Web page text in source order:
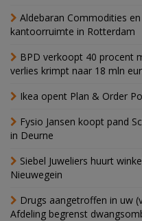
Aldebaran Commodities en
kantoorruimte in Rotterdam
BPD verkoopt 40 procent
verlies krimpt naar 18 mln
Ikea opent Plan & Order
Fysio Jansen koopt pand
in Deurne
Siebel Juweliers huurt
Nieuwegein
Drugs aangetroffen in uw
Afdeling begrenst